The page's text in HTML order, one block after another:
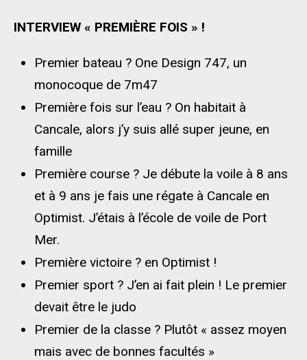
INTERVIEW « PREMIÈRE FOIS » !
Premier bateau ? One Design 747, un
monocoque de 7m47
Première fois sur l’eau ? On habitait à
Cancale, alors j’y suis allé super jeune, en
famille
Première course ? Je débute la voile à 8 ans
et à 9 ans je fais une régate à Cancale en
Optimist. J’étais à l’école de voile de Port
Mer.
Première victoire ? en Optimist !
Premier sport ? J’en ai fait plein ! Le premier
devait être le judo
Premier de la classe ? Plutôt « assez moyen
mais avec de bonnes facultés »